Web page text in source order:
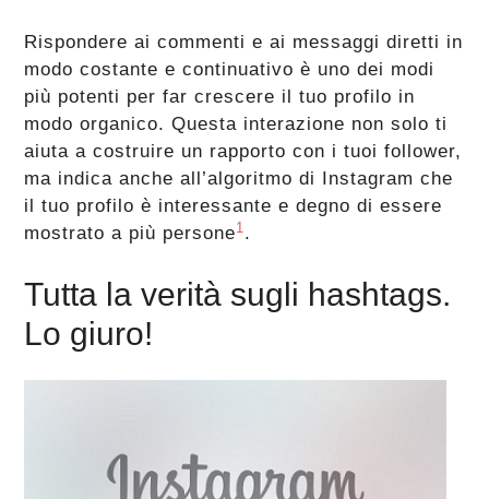
Rispondere ai commenti e ai messaggi diretti in
modo costante e continuativo è uno dei modi
più potenti per far crescere il tuo profilo in
modo organico. Questa interazione non solo ti
aiuta a costruire un rapporto con i tuoi follower,
ma indica anche all’algoritmo di Instagram che
il tuo profilo è interessante e degno di essere
mostrato a più persone​1 ​.
Tutta la verità sugli hashtags.
Lo giuro!